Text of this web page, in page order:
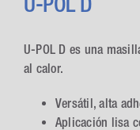
U-POL D es una
al calor.
Versátil, alta
Aplicación lisa